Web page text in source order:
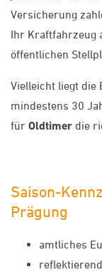
Versicherung
Ihr Kraftfahrzeug
öffentlichen
Vielleicht liegt die
mindestens 30
für Oldtimer die
Saison-
Prägung
amtliches